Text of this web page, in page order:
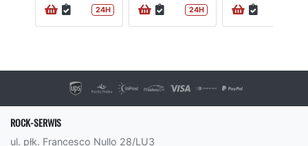
24H 24H
ROCK-SERWIS
ul. płk. Francesco Nullo 28/LU3